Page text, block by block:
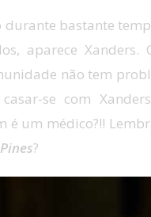
durante bastante
aparece Xanders.
não tem
se com
um médico?!!
?